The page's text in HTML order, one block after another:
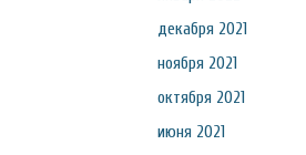
декабря 2021
ноября 2021
октября 2021
июня 2021